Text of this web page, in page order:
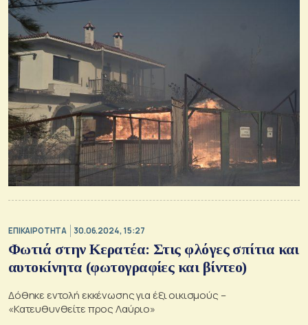
ΕΠΙΚΑΙΡΟΤΗΤΑ 30.06.2024, 15:27
Φωτιά στην Κερατέα: Στις φλόγες σπίτια και
αυτοκίνητα (φωτογραφίες και βίντεο)
Δόθηκε εντολή εκκένωσης για έξι οικισμούς –
«Κατευθυνθείτε προς Λαύριο»